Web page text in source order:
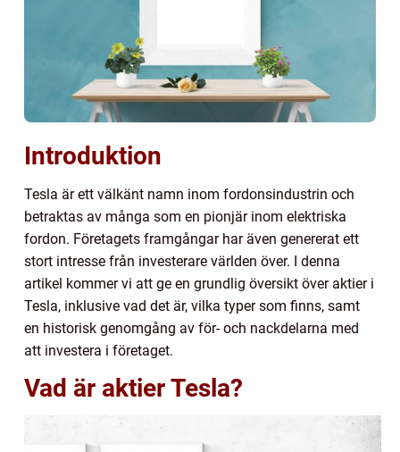
Introduktion
Tesla är ett välkänt namn inom fordonsindustrin och
betraktas av många som en pionjär inom elektriska
fordon. Företagets framgångar har även genererat ett
stort intresse från investerare världen över. I denna
artikel kommer vi att ge en grundlig översikt över aktier i
Tesla, inklusive vad det är, vilka typer som finns, samt
en historisk genomgång av för- och nackdelarna med
att investera i företaget.
Vad är aktier Tesla?